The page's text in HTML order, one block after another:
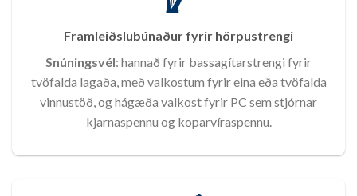
Framleiðslubúnaður fyrir hörpustrengi
Snúningsvél: hannað fyrir bassagítarstrengi fyrir
tvöfalda lagaða, með valkostum fyrir eina eða tvöfalda
vinnustöð, og hágæða valkost fyrir PC sem stjórnar
kjarnaspennu og koparvíraspennu.